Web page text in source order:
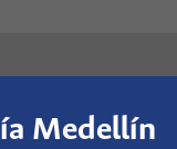
Medellín